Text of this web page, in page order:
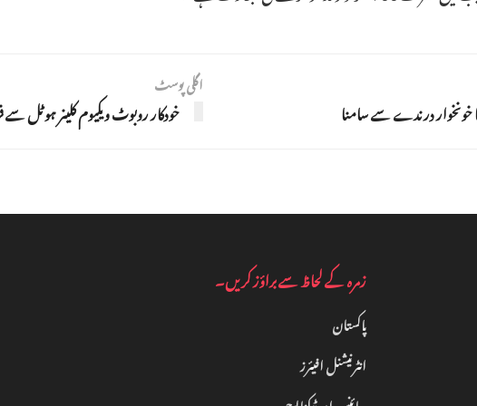
درندے سے سامنا
اگلی پوسٹ
خودکار روبوٹ ویکیوم کلینر ہوٹل سے
زمرہ کے لحاظ سے براؤز کریں۔
پاکستان
انٹرنیشنل افیئرز